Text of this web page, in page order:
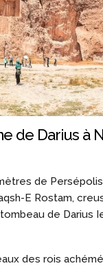
de Darius à
de
E Rostam,
de Darius
des rois